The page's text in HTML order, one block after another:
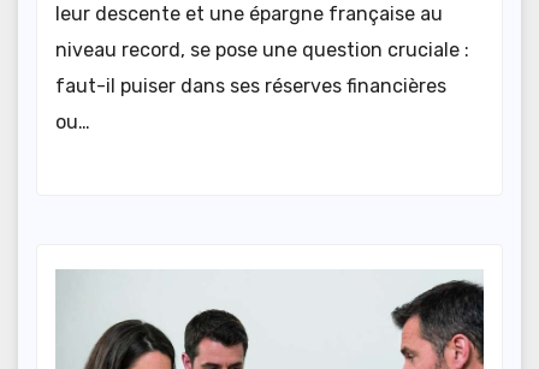
leur descente et une épargne française au
niveau record, se pose une question cruciale :
faut-il puiser dans ses réserves financières
ou…